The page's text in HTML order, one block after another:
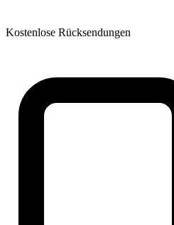
Kostenlose Rücksendungen